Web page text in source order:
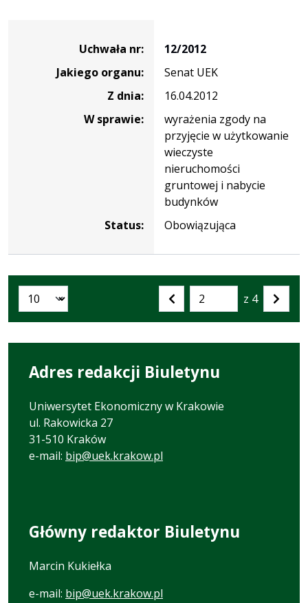
Uchwała nr:
12/2012
Jakiego organu:
Senat UEK
Z dnia:
16.04.2012
W sprawie:
wyrażenia zgody na
przyjęcie w użytkowanie
wieczyste
nieruchomości
gruntowej i nabycie
budynków
Status:
Obowiązująca
Liczba artykułów na stronie:
Poprzednia
Przejdź
do
z 4
Adres redakcji Biuletynu
Uniwersytet Ekonomiczny w Krakowie
ul. Rakowicka 27
31-510 Kraków
e-mail: bip@uek.krakow.pl
Główny redaktor Biuletynu
Marcin Kukiełka
e-mail: bip@uek.krakow.pl